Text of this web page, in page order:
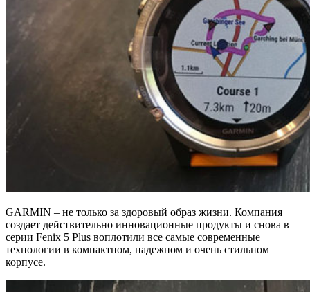
GARMIN – не только за здоровый образ жизни. Компания
создает действительно инновационные продукты и снова в
серии Fenix 5 Plus воплотили все самые современные
технологии в компактном, надежном и очень стильном
корпусе.